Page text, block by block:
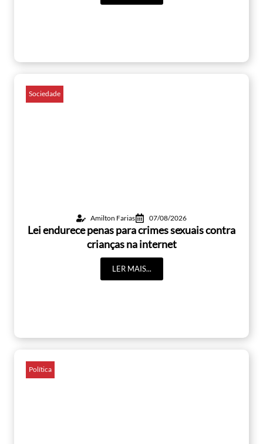
Sociedade
Amilton Farias 07/08/2026
Lei endurece penas para crimes sexuais contra
crianças na internet
LER MAIS...
Política